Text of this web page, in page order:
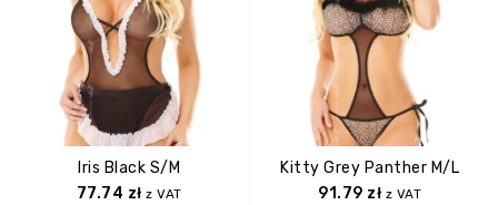
Iris Black S/M
77.74 zł z VAT
Kitty Grey Panther M/L
91.79 zł z VAT